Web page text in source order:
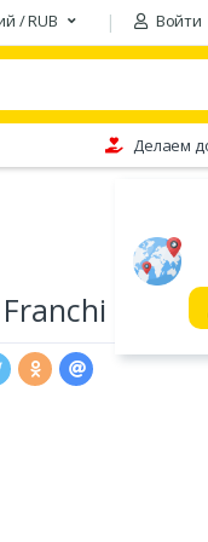
/ RUB Войти
Делаем